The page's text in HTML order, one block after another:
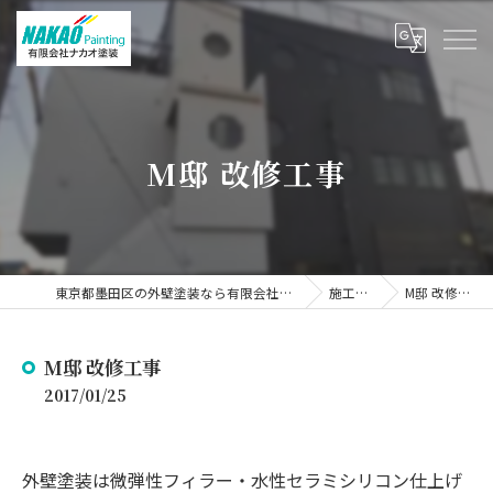
M邸 改修工事
東京都墨田区の外壁塗装なら有限会社ナカオ塗装 施工事例 M邸 改修工事
M邸 改修工事
2017/01/25
外壁塗装は微弾性フィラー・水性セラミシリコン仕上げ